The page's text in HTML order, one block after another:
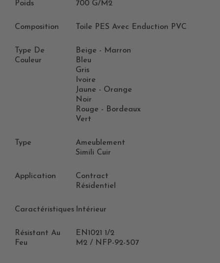
Poids 700 G/m2
Composition Toile PES Avec Enduction PVC
Type De
Couleur
Beige - Marron
Bleu
Gris
Ivoire
Jaune - Orange
Noir
Rouge - Bordeaux
Vert
Type
Ameublement
Simili Cuir
Application
Contract
Résidentiel
Caractéristiques Intérieur
Résistant Au
Feu
EN1021 1/2
M2 / NFP-92-507